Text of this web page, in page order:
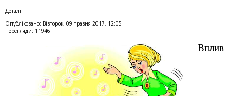
Деталі
Опубліковано: Вівторок, 09 травня 2017, 12:05
Перегляди: 11946
Вплив